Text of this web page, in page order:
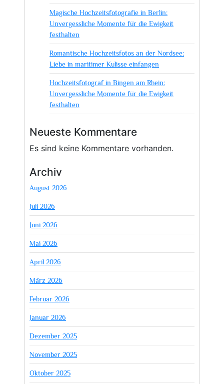
Magische Hochzeitsfotografie in Berlin:
Unvergessliche Momente für die Ewigkeit
festhalten
Romantische Hochzeitsfotos an der Nordsee:
Liebe in maritimer Kulisse einfangen
Hochzeitsfotograf in Bingen am Rhein:
Unvergessliche Momente für die Ewigkeit
festhalten
Neueste Kommentare
Es sind keine Kommentare vorhanden.
Archiv
August 2026
Juli 2026
Juni 2026
Mai 2026
April 2026
März 2026
Februar 2026
Januar 2026
Dezember 2025
November 2025
Oktober 2025